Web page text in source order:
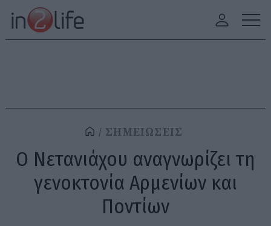
ΣΗΜΕΙΩΣΕΙΣ
Ο Νετανιάχου αναγνωρίζει τη
γενοκτονία Αρμενίων και
Ποντίων